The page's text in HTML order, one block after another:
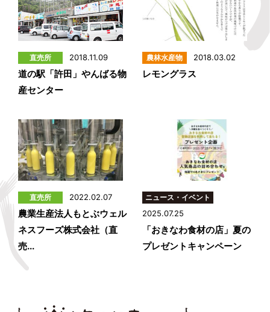
2018.11.09
道の駅「許田」やんばる物
産センター
2018.03.02
レモングラス
2022.02.07
農業生産法人もとぶウェル
ネスフーズ株式会社（直
売...
2025.07.25
「おきなわ食材の店」夏の
プレゼントキャンペーン